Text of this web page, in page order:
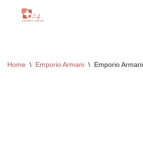
Home \ Emporio Armani \ Emporio